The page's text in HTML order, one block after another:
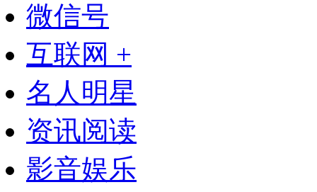
微信号
互联网 +
名人明星
资讯阅读
影音娱乐